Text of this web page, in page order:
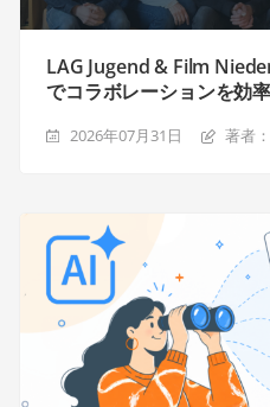
LAG Jugend & Film
でコラボレーションを効
2026年07月31日 著者